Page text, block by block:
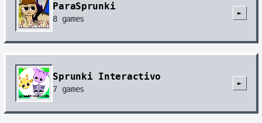
ParaSprunki
8 games
►
Sprunki Interactivo
7 games
►